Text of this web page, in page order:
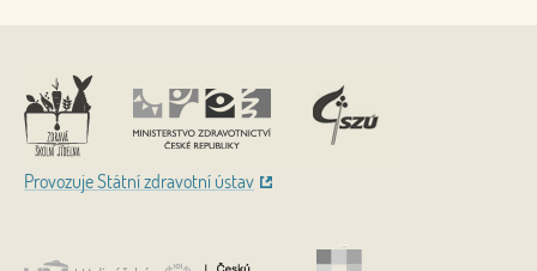
Provozuje Státní zdravotní ústav